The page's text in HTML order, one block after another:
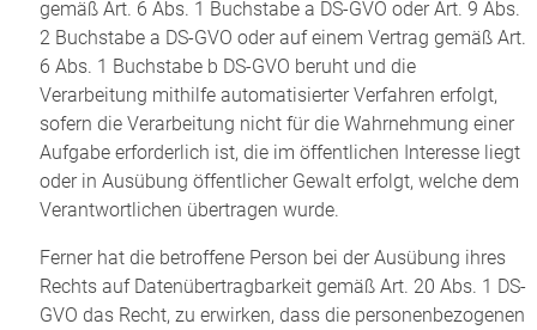
gemäß Art. 6 Abs. 1 Buchstabe a DS-GVO oder Art. 9 Abs.
2 Buchstabe a DS-GVO oder auf einem Vertrag gemäß Art.
6 Abs. 1 Buchstabe b DS-GVO beruht und die
Verarbeitung mithilfe automatisierter Verfahren erfolgt,
sofern die Verarbeitung nicht für die Wahrnehmung einer
Aufgabe erforderlich ist, die im öffentlichen Interesse liegt
oder in Ausübung öffentlicher Gewalt erfolgt, welche dem
Verantwortlichen übertragen wurde.
Ferner hat die betroffene Person bei der Ausübung ihres
Rechts auf Datenübertragbarkeit gemäß Art. 20 Abs. 1 DS-
GVO das Recht, zu erwirken, dass die personenbezogenen